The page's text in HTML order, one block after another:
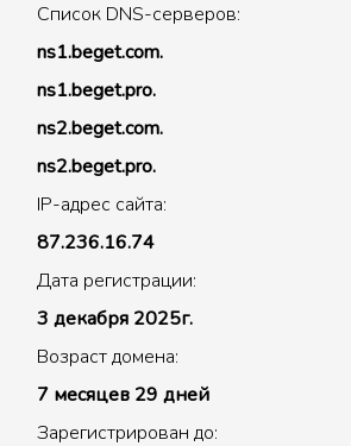
Список DNS-серверов:
ns1.beget.com.
ns1.beget.pro.
ns2.beget.com.
ns2.beget.pro.
IP-адрес сайта:
87.236.16.74
Дата регистрации:
3 декабря 2025г.
Возраст домена:
7 месяцев 29 дней
Зарегистрирован до: